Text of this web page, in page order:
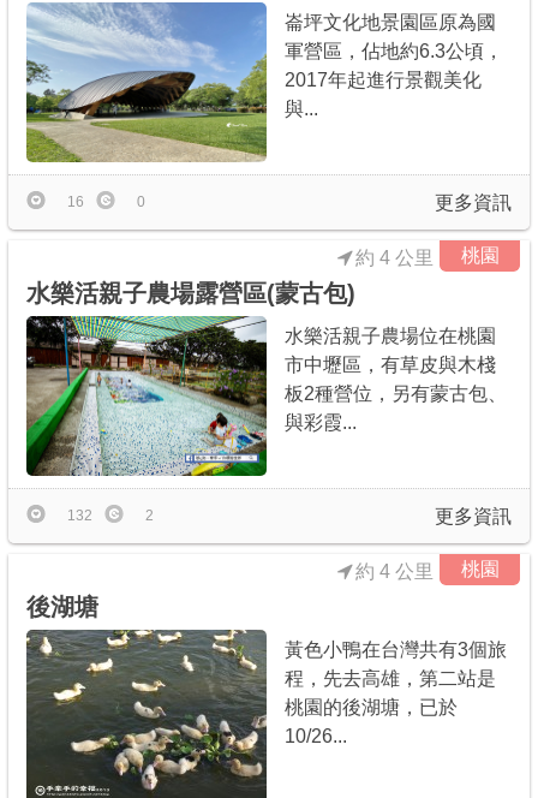
崙坪文化地景園區原為國
軍營區，佔地約6.3公頃，
2017年起進行景觀美化
與...
更多資訊
16 0
桃園
水樂活親子農場露營區(蒙古包)
約 4 公里
水樂活親子農場位在桃園
市中壢區，有草皮與木棧
板2種營位，另有蒙古包、
與彩霞...
更多資訊
132 2
桃園
後湖塘
約 4 公里
黃色小鴨在台灣共有3個旅
程，先去高雄，第二站是
桃園的後湖塘，已於
10/26...